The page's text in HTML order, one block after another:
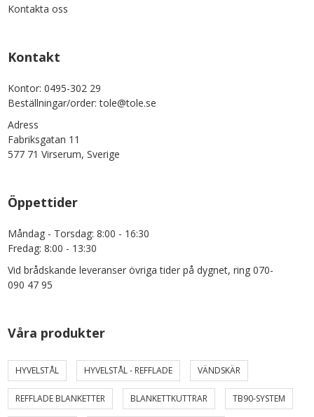
Kontakta oss
Kontakt
Kontor: 0495-302 29
Beställningar/order: tole@tole.se
Adress
Fabriksgatan 11
577 71 Virserum, Sverige
Öppettider
Måndag - Torsdag: 8:00 - 16:30
Fredag: 8:00 - 13:30
Vid brådskande leveranser övriga tider på dygnet, ring 070-
090 47 95
Våra produkter
HYVELSTÅL HYVELSTÅL - REFFLADE VÄNDSKÄR
REFFLADE BLANKETTER BLANKETTKUTTRAR TB90-SYSTEM